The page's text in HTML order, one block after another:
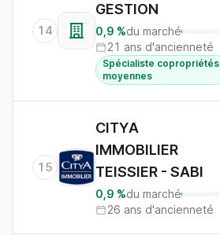
14
GESTION
0,9 %du marché
21 ans d'ancienneté
Spécialiste copropriétés
moyennes
15
CITYA
IMMOBILIER
TEISSIER - SABI
0,9 %du marché
26 ans d'ancienneté